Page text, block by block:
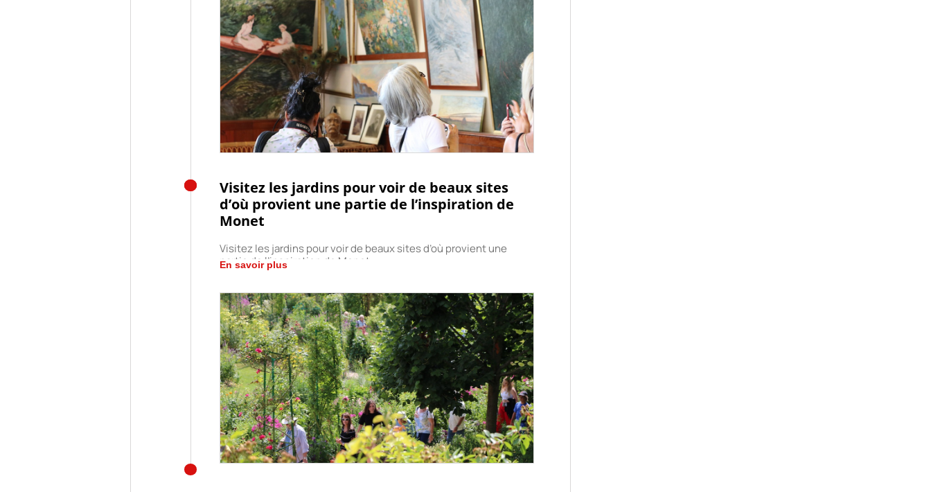
Visitez les jardins pour voir de beaux sites
d’où provient une partie de l’inspiration de
Monet
Visitez les jardins pour voir de beaux sites d’où provient une
partie de l’inspiration de Monet
En savoir plus